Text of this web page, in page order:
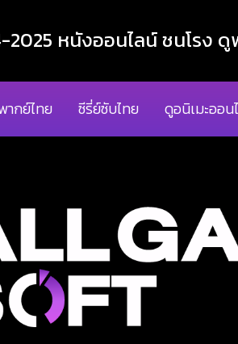
หนังออนไลน์ ชนโรง
ากย์ไทย ซีรี่ย์ซับไทย ดูอนิเมะออน